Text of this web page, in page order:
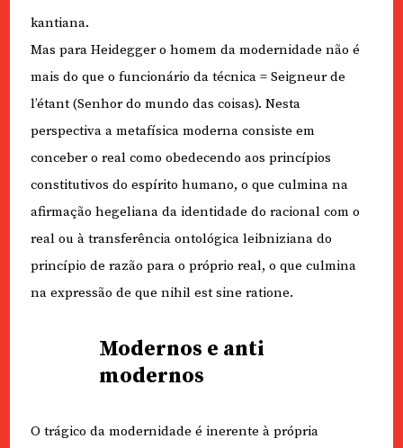
kantiana.
Mas para Heidegger o homem da modernidade não é
mais do que o funcionário da técnica = Seigneur de
l’étant (Senhor do mundo das coisas). Nesta
perspectiva a metafísica moderna consiste em
conceber o real como obedecendo aos princípios
constitutivos do espírito humano, o que culmina na
afirmação hegeliana da identidade do racional com o
real ou à transferência ontológica leibniziana do
princípio de razão para o próprio real, o que culmina
na expressão de que nihil est sine ratione.
Modernos e anti
modernos
O trágico da modernidade é inerente à própria